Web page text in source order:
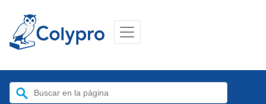
Buscar: